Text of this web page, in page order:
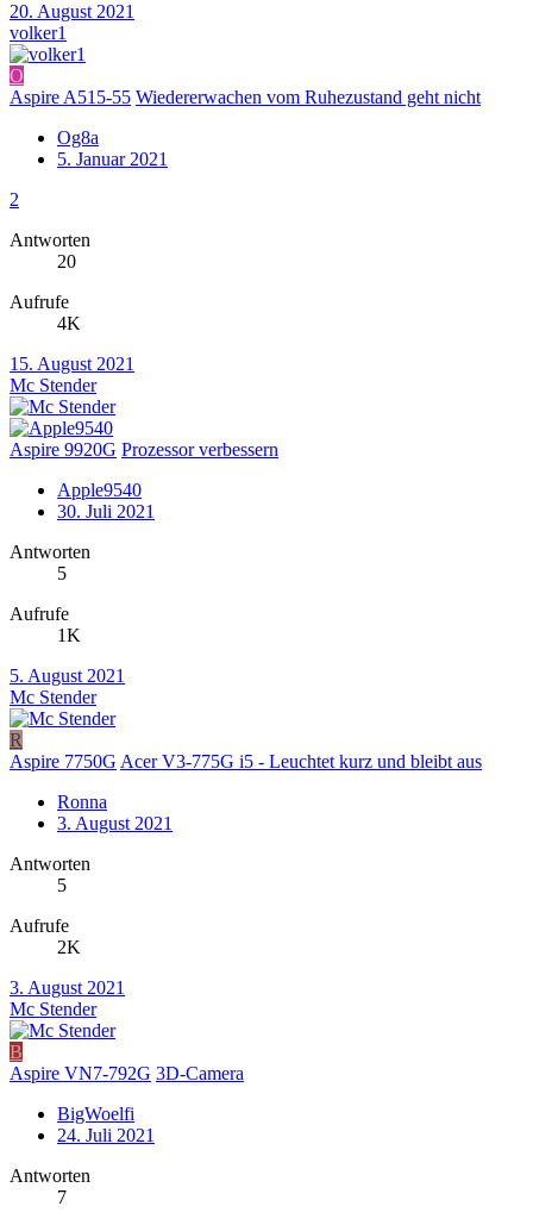
20. August 2021
volker1
O
Aspire A515-55 Wiedererwachen vom Ruhezustand geht nicht
Og8a
5. Januar 2021
2
Antworten
20
Aufrufe
4K
15. August 2021
Mc Stender
Aspire 9920G Prozessor verbessern
Apple9540
30. Juli 2021
Antworten
5
Aufrufe
1K
5. August 2021
Mc Stender
R
Aspire 7750G Acer V3-775G i5 - Leuchtet kurz und bleibt aus
Ronna
3. August 2021
Antworten
5
Aufrufe
2K
3. August 2021
Mc Stender
B
Aspire VN7-792G 3D-Camera
BigWoelfi
24. Juli 2021
Antworten
7